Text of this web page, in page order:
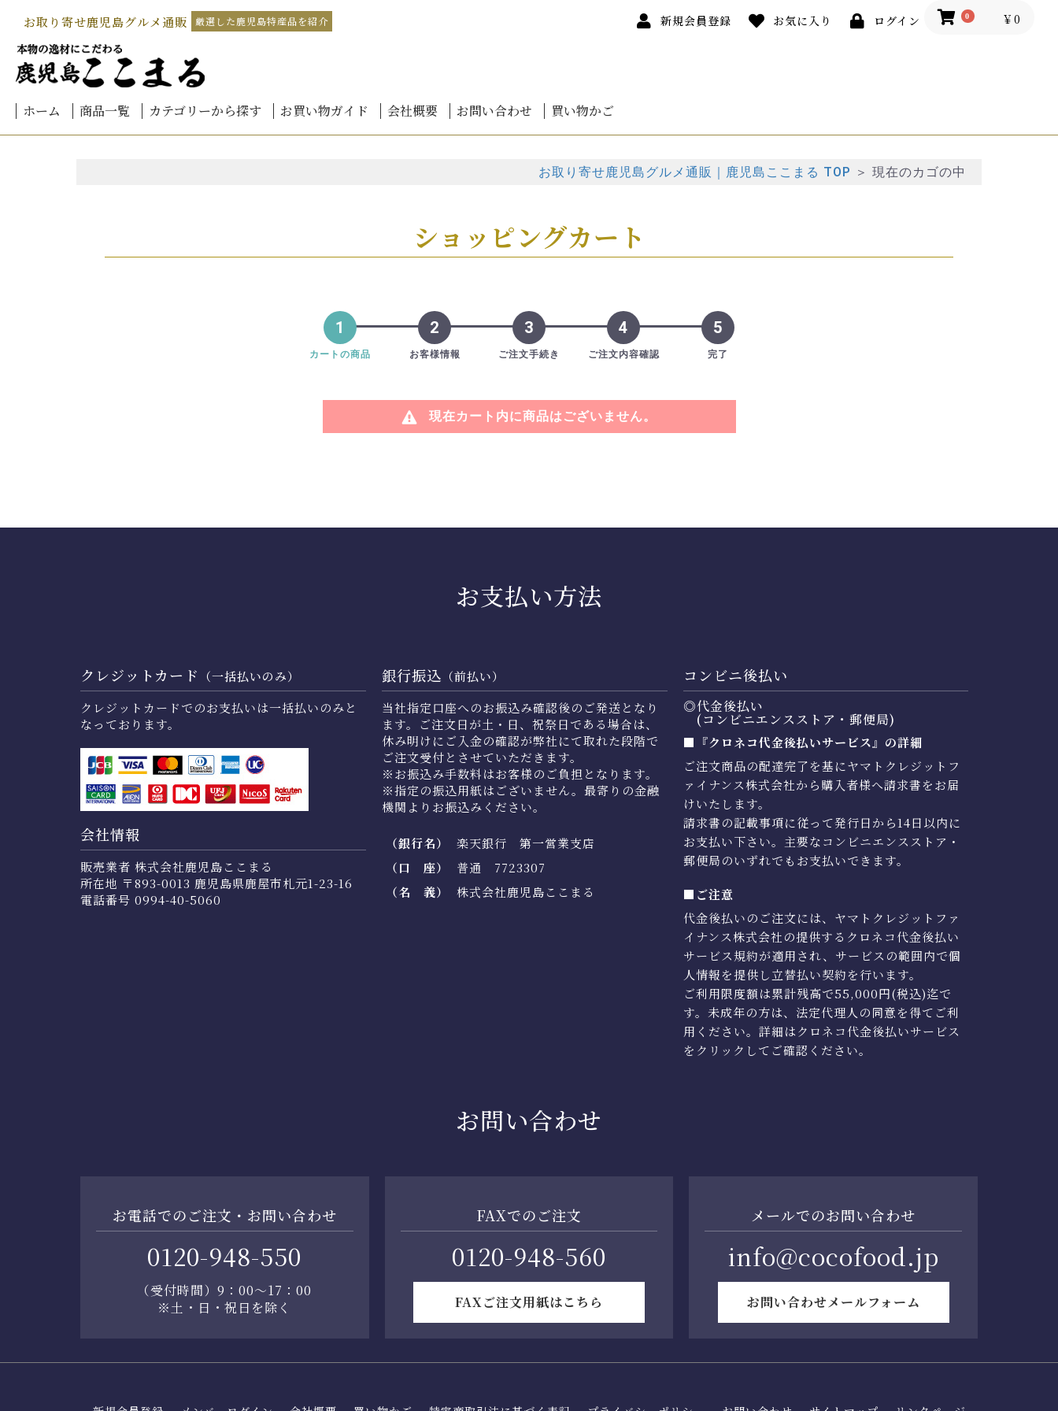
お取り寄せ鹿児島グルメ通販 厳選した鹿児島特産品を紹介 新規会員登録 お気に入り ログイン 0 ￥0
ホーム 商品一覧
カテゴリーから探す
鹿児島黒豚しゃぶしゃぶ
北海道-海鮮グルメ 北の海鮮鍋
北海道干物
北海道バラエティ
北海道魚卵
北海道かに
北海道鮭
北海道海鮮丼
海鮮お刺身
海鮮しゃぶしゃぶ
鹿児島黒豚加工品
鹿児島黒豚餃子
国産 うなぎ 鹿児島産 うなぎ 蒲焼き 鹿児島産
うなぎ 白焼き 鹿児島産
うなぎ 蒲焼・白焼詰合せ
うなぎお得セット
きざみうなぎ
生産者 伊崎田の鰻
生産者 楠田淡水
鹿児島黒毛和牛
桜島小みかん
カンパチ
本家 白熊
お茶 霧島茶
黒豚みそ
さつま揚げ
予算別 4,000円未満
4,000円～
6,000円～
8,000円～
10,000円～
12,000円～
14,000円～
16,000円～
18,000円以上
お買い物ガイド
ご注文方法
お支払方法
会員登録について
熨斗(のし)について
メッセージカードについて
送料について
商品のお届けについて
配送方法
返品・キャンセル
領収書について
よくあるご質問
会社概要 お問い合わせ 買い物かご
お取り寄せ鹿児島グルメ通販｜鹿児島ここまる TOP ＞ 現在のカゴの中
ショッピングカート
1
カートの商品
2
お客様情報
3
ご注文手続き
4
ご注文内容確認
5
完了
現在カート内に商品はございません。
お支払い方法
クレジットカード
（一括払いのみ）
クレジットカードでのお支払いは一括払いのみと
なっております。
会社情報
販売業者 株式会社鹿児島ここまる
所在地 〒893-0013 鹿児島県鹿屋市札元1-23-16
電話番号 0994-40-5060
銀行振込 （前払い）
当社指定口座へのお振込み確認後のご発送となり
ます。ご注文日が土・日、祝祭日である場合は、
休み明けにご入金の確認が弊社にて取れた段階で
ご注文受付とさせていただきます。
※お振込み手数料はお客様のご負担となります。
※指定の振込用紙はございません。最寄りの金融
機関よりお振込みください。
（銀行名）
楽天銀行 第一営業支店
（口 座）
普通 7723307
（名 義）
株式会社鹿児島ここまる
コンビニ後払い
◎代金後払い
(コンビニエンスストア・郵便局)
■『クロネコ代金後払いサービス』の詳細
ご注文商品の配達完了を基にヤマトクレジットフ
ァイナンス株式会社から購入者様へ請求書をお届
けいたします。
請求書の記載事項に従って発行日から14日以内に
お支払い下さい。主要なコンビニエンスストア・
郵便局のいずれでもお支払いできます。
■ご注意
代金後払いのご注文には、ヤマトクレジットファ
イナンス株式会社の提供するクロネコ代金後払い
サービス規約が適用され、サービスの範囲内で個
人情報を提供し立替払い契約を行います。
ご利用限度額は累計残高で55,000円(税込)迄で
す。未成年の方は、法定代理人の同意を得てご利
用ください。詳細はクロネコ代金後払いサービス
をクリックしてご確認ください。
お問い合わせ
お電話でのご注文・お問い合わせ
0120-948-550
（受付時間）9：00～17：00
※土・日・祝日を除く
FAXでのご注文
0120-948-560
FAXご注文用紙はこちら
メールでのお問い合わせ
info@cocofood.jp
お問い合わせメールフォーム